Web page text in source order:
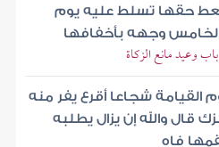
يعط حقها تسلط عليه يوم
الخامس وجهه بأخفافها
وعيد مانع الزكاة
القيامة شجاعا أقرع يفر منه
قال والله إن يزال يطلبه
فاه